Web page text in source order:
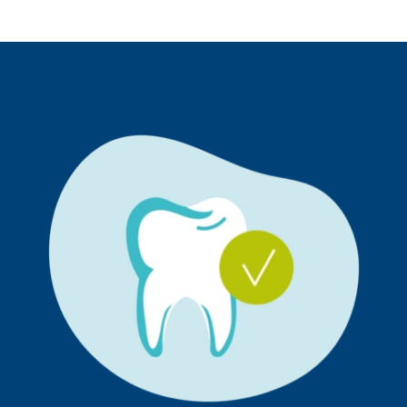
Fläche zu vergessen.